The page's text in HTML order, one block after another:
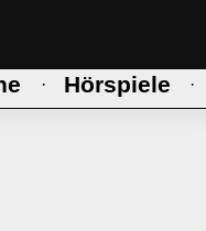
· Hörspiele ·